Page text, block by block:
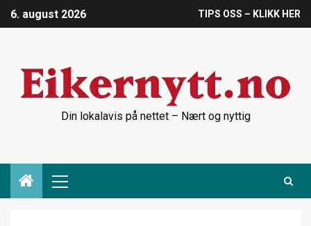
6. august 2026 TIPS OSS – KLIKK HER
Din lokalavis på nettet – Nært og nyttig